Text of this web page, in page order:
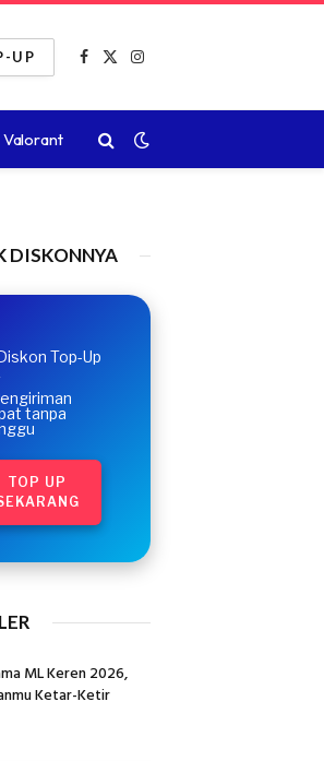
UP
Facebook
X
Instagram
Valorant
DISKONNYA
Top-Up
tanpa
TOP UP
ML Keren 2026,
Ketar-Ketir